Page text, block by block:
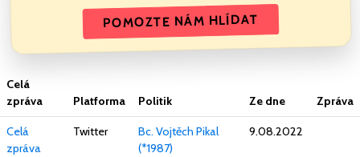
POMOZTE NÁM HLÍDAT
Celá
zpráva
Platforma Politik Ze dne Zpráva
Celá
zpráva
Twitter
Bc. Vojtěch Pikal
(*1987)
9.08.2022